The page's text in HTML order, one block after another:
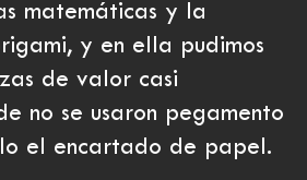
matemáticas y la
y en ella pudimos
de valor casi
no se usaron pegamento
el encartado de papel.